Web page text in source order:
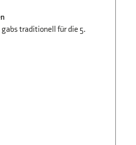
traditionell für die 5.